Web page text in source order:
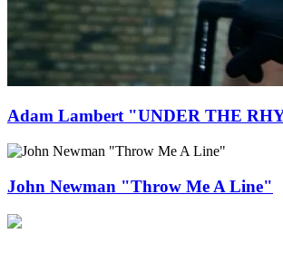
Adam Lambert "UNDER THE
John Newman "Throw Me A Line"